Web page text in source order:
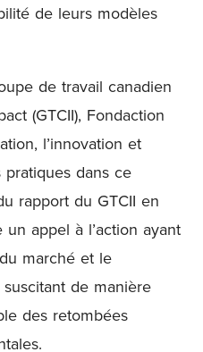
de leurs modèles
de travail canadien
(GTCII), Fondaction
l’innovation et
pratiques dans ce
rapport du GTCII en
appel à l’action ayant
marché et le
de manière
des retombées